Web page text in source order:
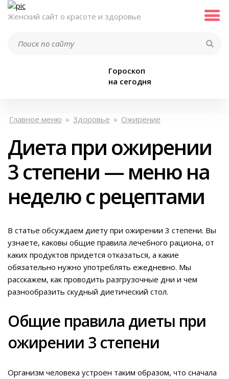
Женский сайт о красоте и здоровье
Гороскоп
на сегодня
Главное меню » Здоровье » Ожирение
Диета при ожирении
3 степени — меню на
неделю с рецептами
В статье обсуждаем диету при ожирении 3 степени. Вы
узнаете, каковы общие правила лечебного рациона, от
каких продуктов придется отказаться, а какие
обязательно нужно употреблять ежедневно. Мы
расскажем, как проводить разгрузочные дни и чем
разнообразить скудный диетический стол.
Общие правила диеты при
ожирении 3 степени
Организм человека устроен таким образом, что сначала